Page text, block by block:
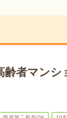
齢者マンシ